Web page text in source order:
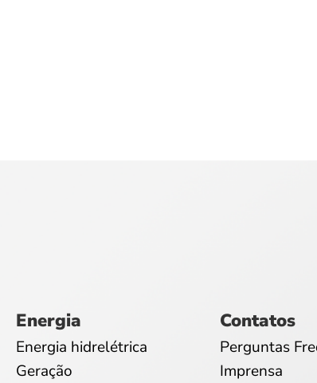
Energia
Energia hidrelétrica
Geração
Contatos
Perguntas
Imprensa